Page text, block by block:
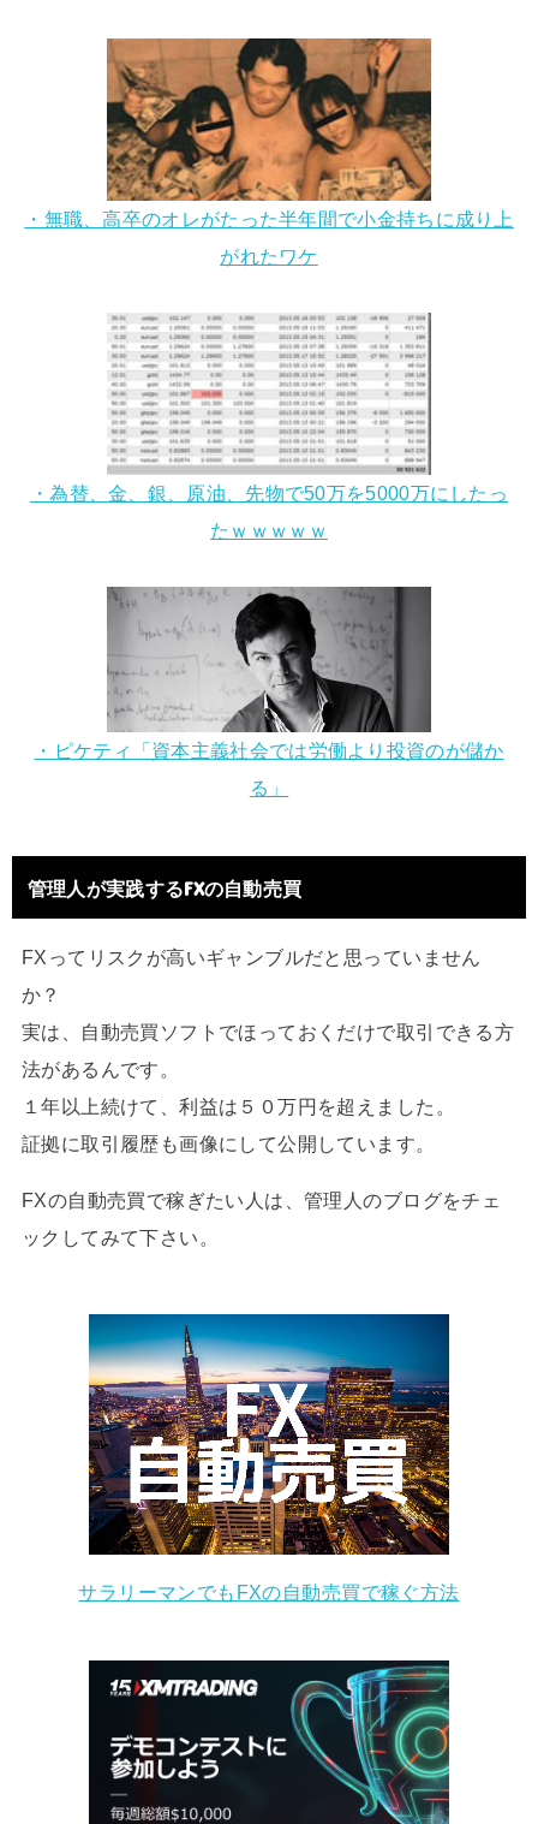
・無職、高卒のオレがたった半年間で小金持ちに成り上
がれたワケ
・為替、金、銀、原油、先物で50万を5000万にしたっ
たｗｗｗｗｗ
・ピケティ「資本主義社会では労働より投資のが儲か
る」
管理人が実践するFXの自動売買
FXってリスクが高いギャンブルだと思っていません
か？
実は、自動売買ソフトでほっておくだけで取引できる方
法があるんです。
１年以上続けて、利益は５０万円を超えました。
証拠に取引履歴も画像にして公開しています。
FXの自動売買で稼ぎたい人は、管理人のブログをチェ
ックしてみて下さい。
サラリーマンでもFXの自動売買で稼ぐ方法